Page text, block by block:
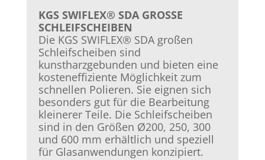
KGS SWIFLEX® SDA GROSSE
SCHLEIFSCHEIBEN
Die KGS SWIFLEX® SDA großen
Schleifscheiben sind
kunstharzgebunden und bieten eine
kosteneffiziente Möglichkeit zum
schnellen Polieren. Sie eignen sich
besonders gut für die Bearbeitung
kleinerer Teile. Die Schleifscheiben
sind in den Größen Ø200, 250, 300
und 600 mm erhältlich und speziell
für Glasanwendungen konzipiert.